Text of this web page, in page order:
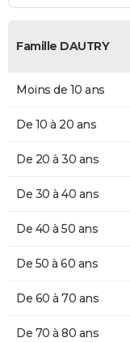
Famille DAUTRY
Moins de 10 ans
De 10 à 20 ans
De 20 à 30 ans
De 30 à 40 ans
De 40 à 50 ans
De 50 à 60 ans
De 60 à 70 ans
De 70 à 80 ans